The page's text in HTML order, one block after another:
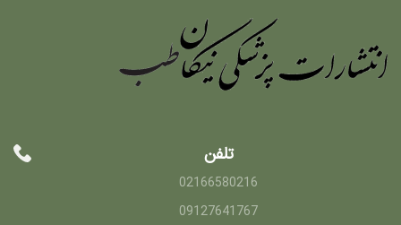
تلفن
02166580216
09127641767